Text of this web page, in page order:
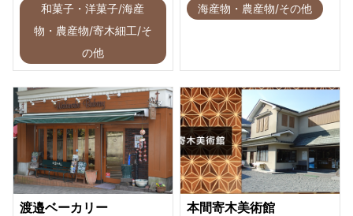
和菓子・洋菓子/海産
物・農産物/寄木細工/そ
の他
海産物・農産物/その他
渡邉ベーカリー 本間寄木美術館